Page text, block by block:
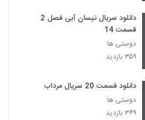
دانلود سریال نیسان آبی فصل 2
قسمت 14
دوستی ها
۳۵۹ بازدید
دانلود قسمت 20 سریال مرداب
دوستی ها
۳۴۹ بازدید